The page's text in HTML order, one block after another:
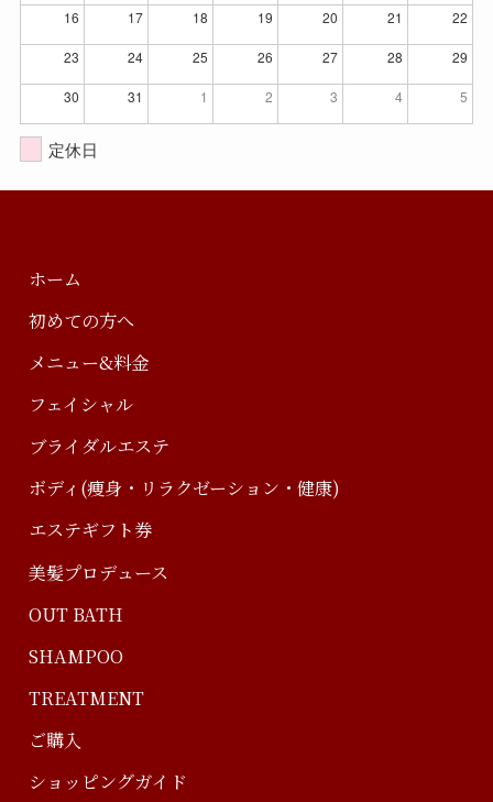
16 17 18 19 20 21 22
23 24 25 26 27 28 29
30 31 1 2 3 4 5
定休日
ホーム
初めての方へ
メニュー&料金
フェイシャル
ブライダルエステ
ボディ(痩身・リラクゼーション・健康)
エステギフト券
美髪プロデュース
OUT BATH
SHAMPOO
TREATMENT
ご購入
ショッピングガイド